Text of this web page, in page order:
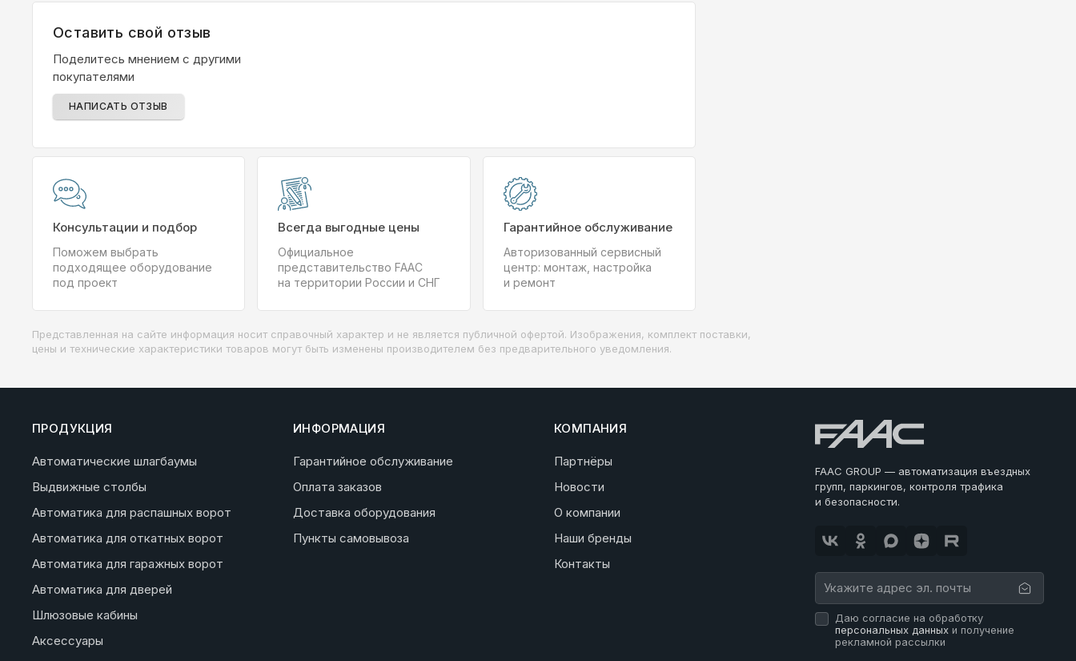
Оставить свой отзыв
Поделитесь мнением с другими
покупателями
НАПИСАТЬ ОТЗЫВ
Консультации и подбор
Поможем выбрать
подходящее оборудование
под проект
Всегда выгодные цены
Официальное
представительство FAAC
на территории России и СНГ
Гарантийное обслуживание
Авторизованный сервисный
центр: монтаж, настройка
и ремонт
Представленная на сайте информация носит справочный характер и не является публичной офертой. Изображения, комплект поставки,
цены и технические характеристики товаров могут быть изменены производителем без предварительного уведомления.
ПРОДУКЦИЯ
Автоматические шлагбаумы
Выдвижные столбы
Автоматика для распашных ворот
Автоматика для откатных ворот
Автоматика для гаражных ворот
Автоматика для дверей
Шлюзовые кабины
Аксессуары
ИНФОРМАЦИЯ
Гарантийное обслуживание
Оплата заказов
Доставка оборудования
Пункты самовывоза
КОМПАНИЯ
Партнёры
Новости
О компании
Наши бренды
Контакты
FAAC GROUP — автоматизация въездных
групп, паркингов, контроля трафика
и безопасности.
Даю согласие на обработку
персональных данных и получение
рекламной рассылки